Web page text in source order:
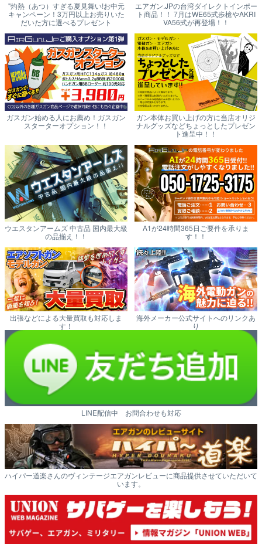
"灼熱（あつ）すぎる夏見舞い!お中元
キャンペーン！3万円以上お売りいた
だいた方に選べるプレゼント
エアガン.JPの台湾ダイレクトインポー
ト商品！！ 7月はWE65式歩槍やAKRI
VA56式が再登場！！
ガスガン始める人にお薦め！ガスガン
スターターオプション！！
ガン本体お買い上げの方に当店オリジ
ナルグッズなどちょっとしたプレゼン
ト進呈中！！
ウエスタンアームズ 中古品 国内最大級
の品揃え！！
A1が24時間365日ご要件を承りま
す！！
出張などによる大量買取も対応しま
す！
海外メーカー公式サイトへのリンクあ
り
LINE配信中 お問合わせも対応
ハイパー道楽さんのヴィンテージエアガンレビューに商品提供させていただいて
います。